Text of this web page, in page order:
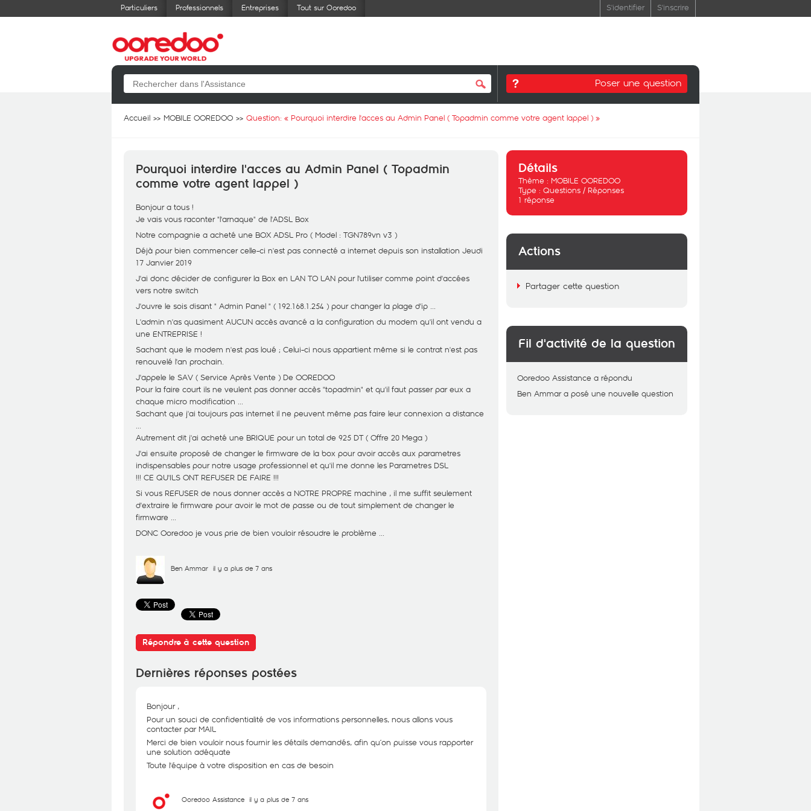
Particuliers Professionnels Entreprises Tout sur Ooredoo S'identifier S'inscrire
Poser une question
Accueil MOBILE OOREDOO Question: « Pourquoi interdire l'acces au Admin Panel ( Topadmin comme votre agent lappel ) »
Pourquoi interdire l'acces au Admin Panel ( Topadmin
comme votre agent lappel )
Bonjour a tous !
Je vais vous raconter "l'arnaque" de l'ADSL Box
Notre compagnie a acheté une BOX ADSL Pro ( Model : TGN789vn v3 )
Déjà pour bien commencer celle-ci n'est pas connecté a internet depuis son installation Jeudi
17 Janvier 2019
J'ai donc décider de configurer la Box en LAN TO LAN pour l'utiliser comme point d'accées
vers notre switch
J'ouvre le sois disant " Admin Panel " ( 192.168.1.254 ) pour changer la plage d'ip ...
L'admin n'as quasiment AUCUN accès avancé a la configuration du modem qu'il ont vendu a
une ENTREPRISE !
Sachant que le modem n'est pas loué ; Celui-ci nous appartient même si le contrat n'est pas
renouvelé l'an prochain.
J'appele le SAV ( Service Après Vente ) De OOREDOO
Pour la faire court ils ne veulent pas donner accès "topadmin" et qu'il faut passer par eux a
chaque micro modification ...
Sachant que j'ai toujours pas internet il ne peuvent même pas faire leur connexion a distance
...
Autrement dit j'ai acheté une BRIQUE pour un total de 925 DT ( Offre 20 Mega )
J'ai ensuite proposé de changer le firmware de la box pour avoir accès aux parametres
indispensables pour notre usage professionnel et qu'il me donne les Parametres DSL
!!! CE QU'ILS ONT REFUSER DE FAIRE !!!
Si vous REFUSER de nous donner accès a NOTRE PROPRE machine , il me suffit seulement
d'extraire le firmware pour avoir le mot de passe ou de tout simplement de changer le
firmware ...
DONC Ooredoo je vous prie de bien vouloir résoudre le problème ...
Ben Ammar il y a plus de 7 ans
Répondre à cette question
Dernières réponses postées
Bonjour ,
Pour un souci de confidentialité de vos informations personnelles, nous allons vous
contacter par MAIL
Merci de bien vouloir nous fournir les détails demandés, afin qu’on puisse vous rapporter
une solution adéquate
Toute l'équipe à votre disposition en cas de besoin
Ooredoo Assistance il y a plus de 7 ans
Détails
Thème : MOBILE OOREDOO
Type : Questions / Réponses
1 réponse
Actions
Partager cette question
Fil d'activité de la question
Ooredoo Assistance a répondu
Ben Ammar a posé une nouvelle question